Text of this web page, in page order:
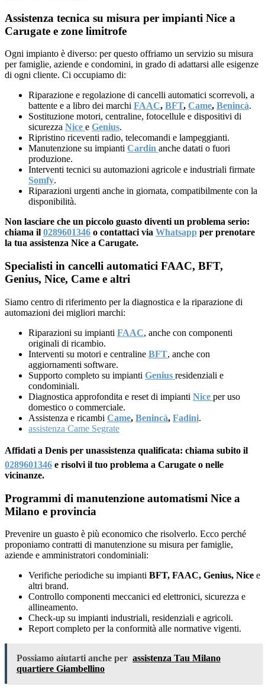
Assistenza tecnica su misura per impianti Nice a
Carugate e zone limitrofe
Ogni impianto è diverso: per questo offriamo un servizio su misura
per famiglie, aziende e condomini, in grado di adattarsi alle esigenze
di ogni cliente. Ci occupiamo di:
Riparazione e regolazione di cancelli automatici scorrevoli, a
battente e a libro dei marchi FAAC, BFT, Came, Benincà.
Sostituzione motori, centraline, fotocellule e dispositivi di
sicurezza Nice e Genius.
Ripristino riceventi radio, telecomandi e lampeggianti.
Manutenzione su impianti Cardin anche datati o fuori
produzione.
Interventi tecnici su automazioni agricole e industriali firmate
Somfy.
Riparazioni urgenti anche in giornata, compatibilmente con la
disponibilità.
Non lasciare che un piccolo guasto diventi un problema serio:
chiama il 0289601346 o contattaci via Whatsapp per prenotare
la tua assistenza Nice a Carugate.
Specialisti in cancelli automatici FAAC, BFT,
Genius, Nice, Came e altri
Siamo centro di riferimento per la diagnostica e la riparazione di
automazioni dei migliori marchi:
Riparazioni su impianti FAAC, anche con componenti
originali di ricambio.
Interventi su motori e centraline BFT, anche con
aggiornamenti software.
Supporto completo su impianti Genius residenziali e
condominiali.
Diagnostica approfondita e reset di impianti Nice per uso
domestico o commerciale.
Assistenza e ricambi Came, Benincà, Fadini.
assistenza Came Segrate
Affidati a Denis per unassistenza qualificata: chiama subito il
0289601346 e risolvi il tuo problema a Carugate o nelle
vicinanze.
Programmi di manutenzione automatismi Nice a
Milano e provincia
Prevenire un guasto è più economico che risolverlo. Ecco perché
proponiamo contratti di manutenzione su misura per famiglie,
aziende e amministratori condominiali:
Verifiche periodiche su impianti BFT, FAAC, Genius, Nice e
altri brand.
Controllo componenti meccanici ed elettronici, sicurezza e
allineamento.
Check-up su impianti industriali, residenziali e agricoli.
Report completo per la conformità alle normative vigenti.
Possiamo aiutarti anche per assistenza Tau Milano
quartiere Giambellino